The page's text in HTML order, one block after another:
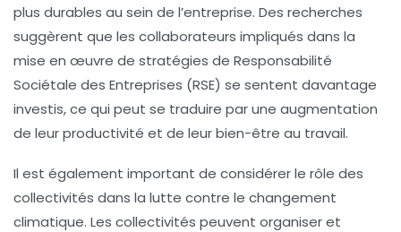
plus durables au sein de l’entreprise. Des recherches
suggèrent que les collaborateurs impliqués dans la
mise en œuvre de stratégies de Responsabilité
Sociétale des Entreprises (RSE) se sentent davantage
investis, ce qui peut se traduire par une augmentation
de leur productivité et de leur bien-être au travail.
Il est également important de considérer le rôle des
collectivités dans la lutte contre le changement
climatique. Les collectivités peuvent organiser et